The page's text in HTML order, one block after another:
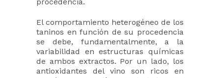
El comportamiento heterogéneo de los
taninos en función de su procedencia
se debe, fundamentalmente, a la
variabilidad en estructuras químicas
de ambos extractos. Por un lado, los
antioxidantes del vino son ricos en